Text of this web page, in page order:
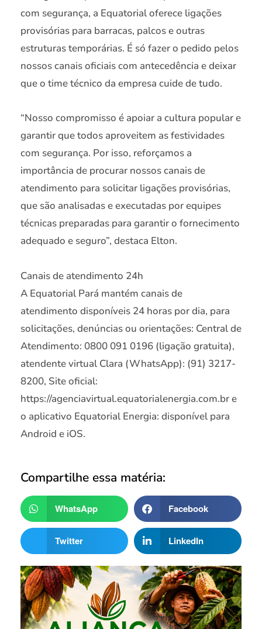
com segurança, a Equatorial oferece ligações
provisórias para barracas, palcos e outras
estruturas temporárias. É só fazer o pedido pelos
nossos canais oficiais com antecedência e deixar
que o time técnico da empresa cuide de tudo.
“Nosso compromisso é apoiar a cultura popular e
garantir que todos aproveitem as festividades
com segurança. Por isso, reforçamos a
importância de procurar nossos canais de
atendimento para solicitar ligações provisórias,
que são analisadas e executadas por equipes
técnicas preparadas para garantir o fornecimento
adequado e seguro”, destaca Elton.
Canais de atendimento 24h
A Equatorial Pará mantém canais de
atendimento disponíveis 24 horas por dia, para
solicitações, denúncias ou orientações: Central de
Atendimento: 0800 091 0196 (ligação gratuita),
atendente virtual Clara (WhatsApp): (91) 3217-
8200, Site oficial:
https://agenciavirtual.equatorialenergia.com.br e
o aplicativo Equatorial Energia: disponível para
Android e iOS.
Compartilhe essa matéria:
WhatsApp Facebook
Twitter LinkedIn